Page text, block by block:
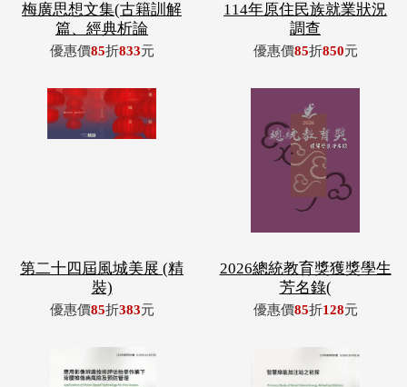
梅廣思想文集(古籍訓解
篇、經典析論
優惠價85折833元
114年原住民族就業狀況
調查
優惠價85折850元
第二十四屆風城美展 (精
裝)
優惠價85折383元
2026總統教育獎獲獎學生
芳名錄(
優惠價85折128元